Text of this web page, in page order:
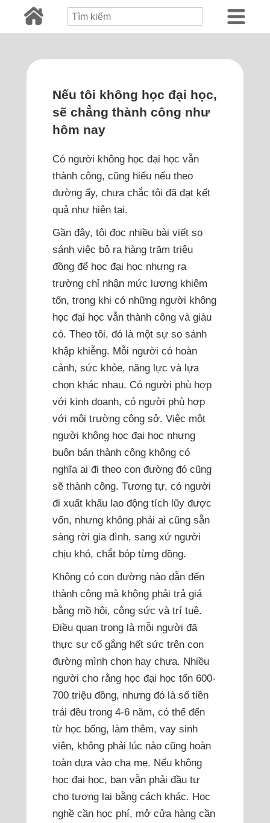
Nếu tôi không học đại học,
sẽ chẳng thành công như
hôm nay
Có người không học đại học vẫn
thành công, cũng hiểu nếu theo
đường ấy, chưa chắc tôi đã đạt kết
quả như hiện tại.
Gần đây, tôi đọc nhiều bài viết so
sánh việc bỏ ra hàng trăm triệu
đồng để học đại học nhưng ra
trường chỉ nhận mức lương khiêm
tốn, trong khi có những người không
học đại học vẫn thành công và giàu
có. Theo tôi, đó là một sự so sánh
khập khiễng. Mỗi người có hoàn
cảnh, sức khỏe, năng lực và lựa
chọn khác nhau. Có người phù hợp
với kinh doanh, có người phù hợp
với môi trường công sở. Việc một
người không học đại học nhưng
buôn bán thành công không có
nghĩa ai đi theo con đường đó cũng
sẽ thành công. Tương tự, có người
đi xuất khẩu lao động tích lũy được
vốn, nhưng không phải ai cũng sẵn
sàng rời gia đình, sang xứ người
chịu khó, chắt bóp từng đồng.
Không có con đường nào dẫn đến
thành công mà không phải trả giá
bằng mồ hôi, công sức và trí tuệ.
Điều quan trọng là mỗi người đã
thực sự cố gắng hết sức trên con
đường mình chọn hay chưa. Nhiều
người cho rằng học đại học tốn 600-
700 triệu đồng, nhưng đó là số tiền
trải đều trong 4-6 năm, có thể đến
từ học bổng, làm thêm, vay sinh
viên, không phải lúc nào cũng hoàn
toàn dựa vào cha mẹ. Nếu không
học đại học, bạn vẫn phải đầu tư
cho tương lai bằng cách khác. Học
nghề cần học phí, mở cửa hàng cần